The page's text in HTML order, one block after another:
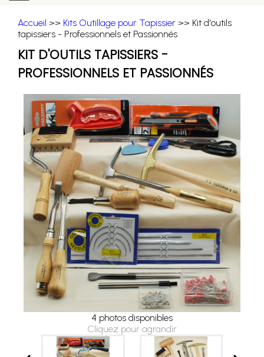
Accueil >> Kits Outillage pour Tapissier >> Kit d'outils
tapissiers - Professionnels et Passionnés
KIT D'OUTILS TAPISSIERS -
PROFESSIONNELS ET PASSIONNÉS
4 photos disponibles
Cliquez pour agrandir